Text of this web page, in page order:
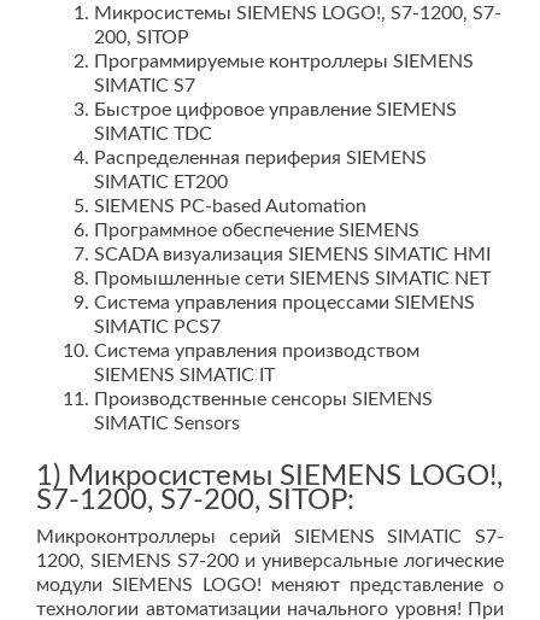
Микросистемы SIEMENS LOGO!, S7-1200, S7-
200, SITOP
Программируемые контроллеры SIEMENS
SIMATIC S7
Быстрое цифровое управление SIEMENS
SIMATIC TDC
Распределенная периферия SIEMENS
SIMATIC ET200
SIEMENS PC-based Automation
Программное обеспечение SIEMENS
SCADA визуализация SIEMENS SIMATIC HMI
Промышленные сети SIEMENS SIMATIC NET
Система управления процессами SIEMENS
SIMATIC PCS7
Система управления производством
SIEMENS SIMATIC IT
Производственные сенсоры SIEMENS
SIMATIC Sensors
1) Микросистемы SIEMENS LOGO!,
S7-1200, S7-200, SITOP:
Микроконтроллеры серий SIEMENS SIMATIC S7-
1200, SIEMENS S7-200 и универсальные логические
модули SIEMENS LOGO! меняют представление о
технологии автоматизации начального уровня! При